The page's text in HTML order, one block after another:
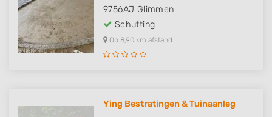
9756AJ Glimmen
Schutting
Op 8,90 km afstand
Ying Bestratingen & Tuinaanleg